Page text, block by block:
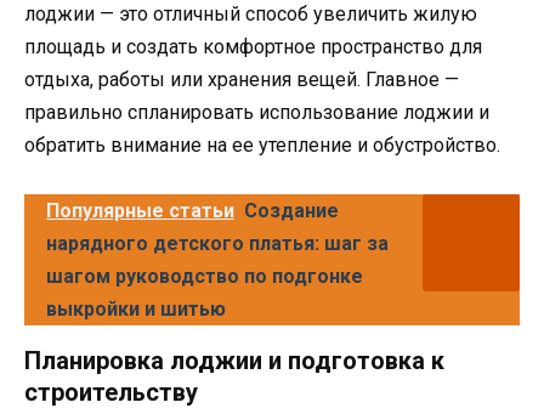
лоджии — это отличный способ увеличить жилую
площадь и создать комфортное пространство для
отдыха, работы или хранения вещей. Главное —
правильно спланировать использование лоджии и
обратить внимание на ее утепление и обустройство.
Популярные статьи Создание
нарядного детского платья: шаг за
шагом руководство по подгонке
выкройки и шитью
Планировка лоджии и подготовка к
строительству